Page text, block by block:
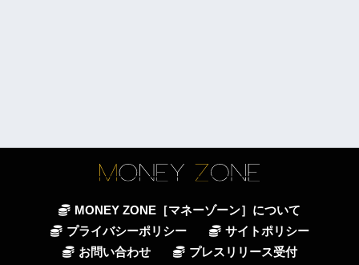
MONEY ZONE［マネーゾーン］について
プライバシーポリシー
サイトポリシー
お問い合わせ
プレスリリース受付